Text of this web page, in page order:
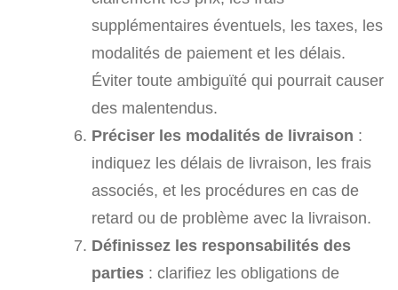
supplémentaires éventuels, les taxes, les
modalités de paiement et les délais.
Éviter toute ambiguïté qui pourrait causer
des malentendus.
Préciser les modalités de livraison :
indiquez les délais de livraison, les frais
associés, et les procédures en cas de
retard ou de problème avec la livraison.
Définissez les responsabilités des
parties : clarifiez les obligations de